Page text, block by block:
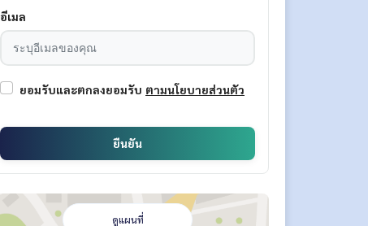
อีเมล
ยอมรับและตกลงยอมรับ ตามนโยบายส่วนตัว
ยืนยัน
ดูแผนที่